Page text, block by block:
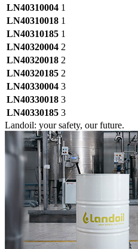
LN40310004 1
LN40310018 1
LN40310185 1
LN40320004 2
LN40320018 2
LN40320185 2
LN40330004 3
LN40330018 3
LN40330185 3
Landoil: your safety, our future.